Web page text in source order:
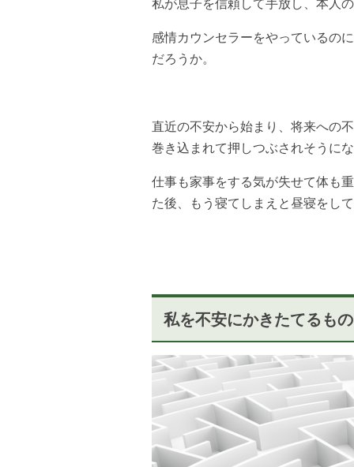
私が息子を信頼して手放し、本人
感情カウンセラーをやっているの
だろうか。
直近の不安から始まり、将来への
巻き込まれて押しつぶされそうに
仕事も家事をする気が失せて体も
た後、もう寝てしまえと昼寝をし
私を不安にかきたてるもの